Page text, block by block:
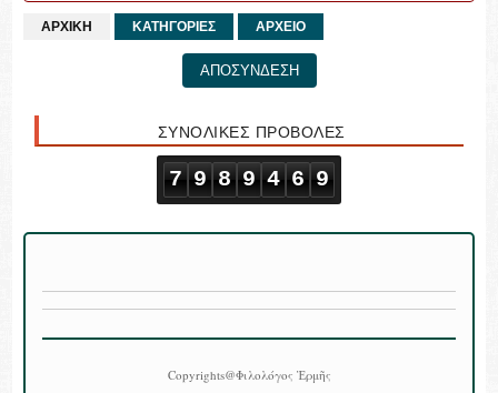
ΑΡΧΙΚΗ ΚΑΤΗΓΟΡΙΕΣ ΑΡΧΕΙΟ
ΑΠΟΣΥΝΔΕΣΗ
ΣΥΝΟΛΙΚΕΣ ΠΡΟΒΟΛΕΣ
7 9 8 9 4 6 9
Copyrights@Φιλολόγος Ἑρμῆς